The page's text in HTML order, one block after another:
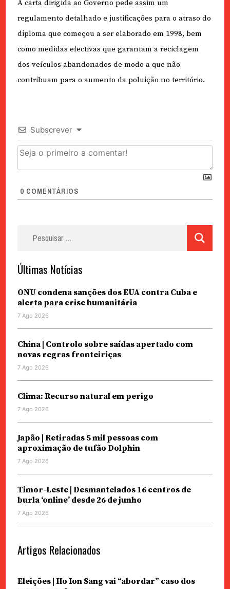
A carta dirigida ao Governo pede assim um
regulamento detalhado e justificações para o atraso do
diploma que começou a ser elaborado em 1998, bem
como medidas efectivas que garantam a reciclagem
dos veículos abandonados de modo a que não
contribuam para o aumento da poluição no território.
Subscrever
0 COMENTÁRIOS
Últimas Notícias
ONU condena sanções dos EUA contra Cuba e
alerta para crise humanitária
7 Ago 2026
China | Controlo sobre saídas apertado com
novas regras fronteiriças
7 Ago 2026
Clima: Recurso natural em perigo
7 Ago 2026
Japão | Retiradas 5 mil pessoas com
aproximação de tufão Dolphin
7 Ago 2026
Timor-Leste | Desmantelados 16 centros de
burla ‘online’ desde 26 de junho
7 Ago 2026
Artigos Relacionados
Eleições | Ho Ion Sang vai “abordar” caso dos